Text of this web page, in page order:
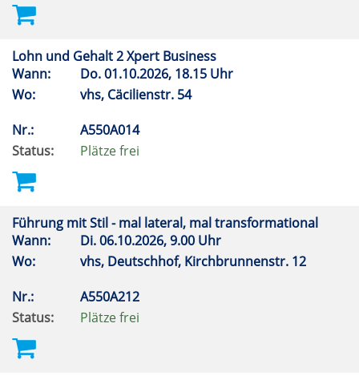
Lohn und Gehalt 2 Xpert Business
Wann:
Do.01.10.2026, 18.15 Uhr
Wo:
vhs, Cäcilienstr. 54
Nr.:
A550A014
Status:
Plätze frei
Führung mit Stil - mal lateral, mal transformational
Wann:
Di.06.10.2026, 9.00 Uhr
Wo:
vhs, Deutschhof, Kirchbrunnenstr. 12
Nr.:
A550A212
Status:
Plätze frei